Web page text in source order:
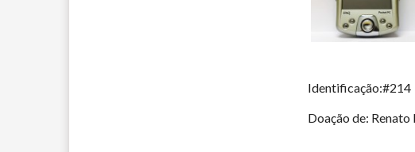
Identificação:#214
Doação de: Renato